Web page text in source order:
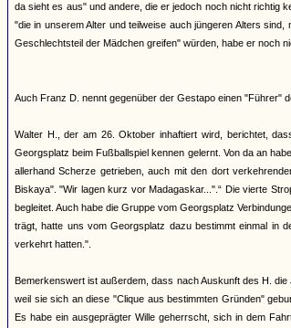
da sieht es aus" und andere, die er jedoch noch nicht richtig
"die in unserem Alter und teilweise auch jüngeren Alters
Geschlechtsteil der Mädchen greifen" würden, habe er noch
Auch Franz D. nennt gegenüber der Gestapo einen "Führer"
Walter H., der am 26. Oktober inhaftiert wird, berichtet,
Georgsplatz beim Fußballspiel kennen gelernt. Von da an
allerhand Scherze getrieben, auch mit den dort
Biskaya". "Wir lagen kurz vor Madagaskar...".“ Die vierte
begleitet. Auch habe die Gruppe vom Georgsplatz
trägt, hatte uns vom Georgsplatz dazu bestimmt einmal in
verkehrt hatten.".
Bemerkenswert ist außerdem, dass nach Auskunft des H.
weil sie sich an diese "Clique aus bestimmten Gründen"
Es habe ein ausgeprägter Wille geherrscht, sich in dem